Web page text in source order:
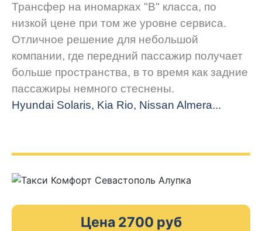
Трансфер на иномарках "В" класса, по
низкой цене при том же уровне сервиса.
Отличное решение для небольшой
компании, где передний пассажир получает
больше пространства, в то время как задние
пассажиры немного стеснены.
Hyundai Solaris, Kia Rio, Nissan Almera...
Цена 2700 руб